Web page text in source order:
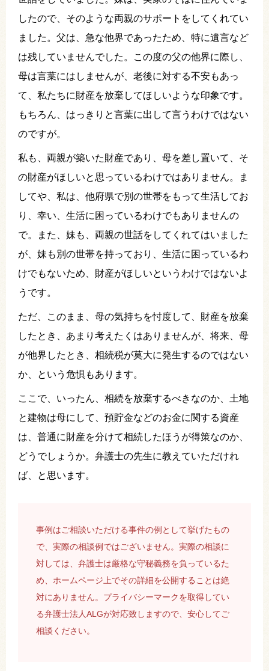
したので、そのような両親のサポートをしてくれてい
ました。父は、急な他界であったため、特に遺言など
は残していませんでした。この度の父の他界に際し、
母は言葉にはしませんが、老後に対する不安もあっ
て、私たちに財産を放棄してほしいような印象です。
もちろん、はっきりと言葉に出して言うわけではない
のですが。
私も、両親が築いた財産であり、母を差し置いて、そ
の財産がほしいと思っているわけではありません。ま
してや、私は、他府県で別の世帯をもって生活してお
り、幸い、生活に困っているわけでもありませんの
で。また、妹も、両親の世話をしてくれてはいました
が、妹も別の世帯を持っており、生活に困っているわ
けでもないため、財産がほしいというわけではないよ
うです。
ただ、このまま、母の気持ちを忖度して、財産を放棄
したとき、あまり考えたくはありませんが、将来、母
が他界したとき、相続税が莫大に発生するのではない
か、という危惧もあります。
ここで、いったん、相続を放棄するべきなのか、土地
と建物は母にして、預貯金などのお金に関する資産
は、普通に財産を分けて相続したほうが得策なのか、
どうでしょうか。弁護士の先生に教えていただけれ
ば、と思います。
事例はご相談いただける事件の例として挙げたもの
で、実際の相談例ではございません。実際の相談に
対しては、弁護士は厳格な守秘義務を負っているた
め、ホームページ上でその詳細を公開することは絶
対にありません。プライバシーマークを取得してい
る弁護士法人ALGが対応致しますので、安心してご
相談ください。